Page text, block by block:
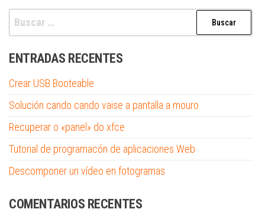
Buscar:
ENTRADAS RECENTES
Crear USB Booteable
Solución cando cando vaise a pantalla a mouro
Recuperar o «panel» do xfce
Tutorial de programacón de aplicaciones Web
Descomponer un vídeo en fotogramas
COMENTARIOS RECENTES